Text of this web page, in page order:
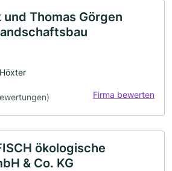
und Thomas Görgen
Firma bewerten
ökologische
& Co. KG